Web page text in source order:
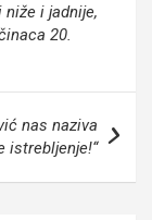
niže i jadnije,
20.
nas naziva
istrebljenje!“